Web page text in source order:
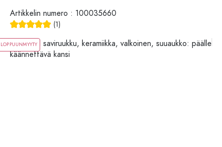
Artikkelin numero : 100035660
(1)
LOPPUUNMYYTY